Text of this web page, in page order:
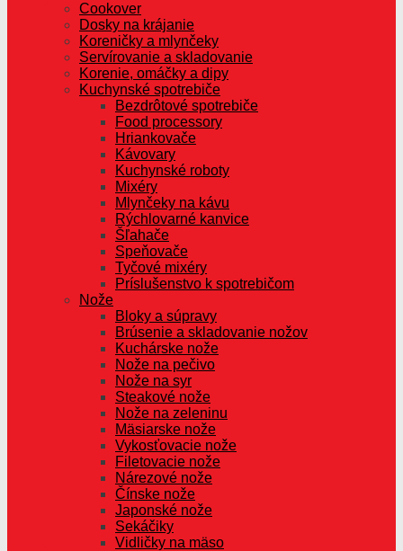
Cookover
Dosky na krájanie
Koreničky a mlynčeky
Servírovanie a skladovanie
Korenie, omáčky a dipy
Kuchynské spotrebiče
Bezdrôtové spotrebiče
Food processory
Hriankovače
Kávovary
Kuchynské roboty
Mixéry
Mlynčeky na kávu
Rýchlovarné kanvice
Šľahače
Speňovače
Tyčové mixéry
Príslušenstvo k spotrebičom
Nože
Bloky a súpravy
Brúsenie a skladovanie nožov
Kuchárske nože
Nože na pečivo
Nože na syr
Steakové nože
Nože na zeleninu
Mäsiarske nože
Vykosťovacie nože
Filetovacie nože
Nárezové nože
Čínske nože
Japonské nože
Sekáčiky
Vidličky na mäso